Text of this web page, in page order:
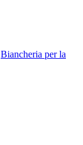
Biancheria per la